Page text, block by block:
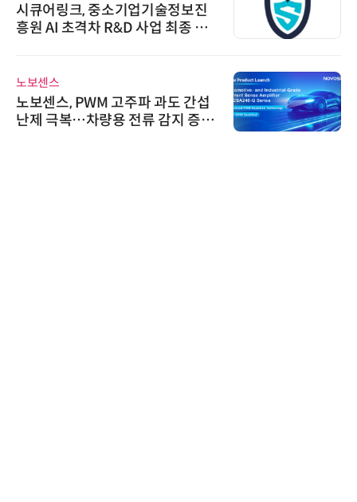
시큐어링크, 중소기업기술정보진
흥원 AI 초격차 R&D 사업 최종 선
노보센스
노보센스, PWM 고주파 과도 간섭
난제 극복…차량용 전류 감지 증폭